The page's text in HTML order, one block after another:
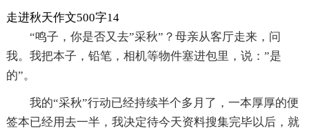
走进秋天作文500字14
“鸣子，你是否又去”采秋”？母亲从客厅走来，问
我。我把本子，铅笔，相机等物件塞进包里，说：”是
的”。
我的“采秋”行动已经持续半个多月了，一本厚厚的便
签本已经用去一半，我决定待今天资料搜集完毕以后，就